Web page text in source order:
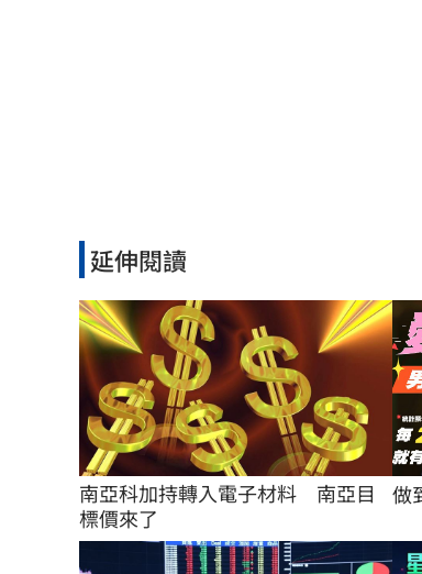
延伸閱讀
南亞科加持轉入電子材料　南亞目
標價來了
做